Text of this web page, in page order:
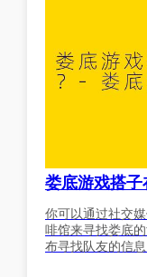
娄底游戏搭子
你可以通过社交
啡馆来寻找娄底
布寻找队友的信息